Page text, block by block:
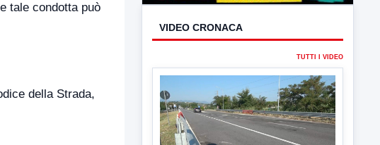
tale condotta può
della Strada,
▶
CRONACA
Ponte Valentino,21enne indagato:
ipotesi duplice omicidio stradale
Incidente mortale a Ponte Valentino,